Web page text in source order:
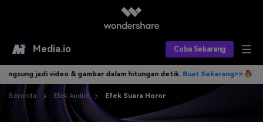
Media.io Coba Sekarang
Alat AI
AI Video
jadi video & gambar dalam hitungan detik.Buat Sekarang>> Tulis
Beranda Efek Audio Efek Suara Horor